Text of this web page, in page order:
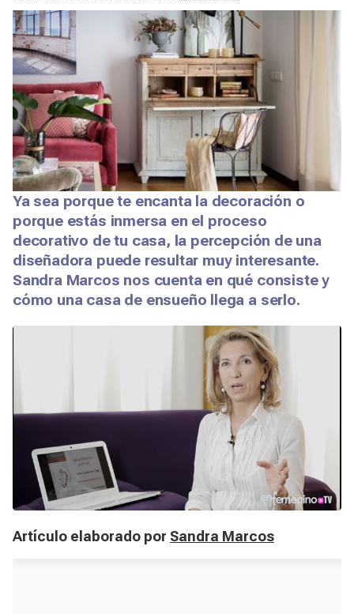
Ya sea porque te encanta la decoración o
porque estás inmersa en el proceso
decorativo de tu casa, la percepción de una
diseñadora puede resultar muy interesante.
Sandra Marcos nos cuenta en qué consiste y
cómo una casa de ensueño llega a serlo.
Artículo elaborado por Sandra Marcos